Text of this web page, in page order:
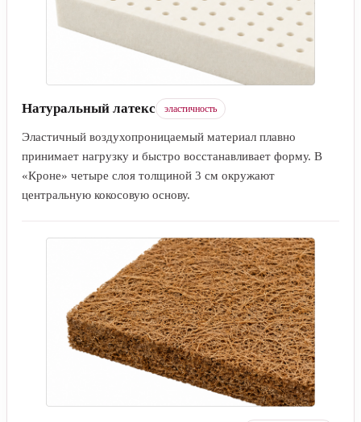
Натуральный латекс эластичность
Эластичный воздухопроницаемый материал плавно
принимает нагрузку и быстро восстанавливает форму. В
«Кроне» четыре слоя толщиной 3 см окружают
центральную кокосовую основу.